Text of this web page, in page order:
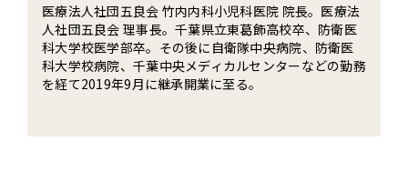
医療法人社団五良会 竹内内科小児科医院 院長。医療法
人社団五良会 理事長。千葉県立東葛飾高校卒、防衛医
科大学校医学部卒。その後に自衛隊中央病院、防衛医
科大学校病院、千葉中央メディカルセンターなどの勤務
を経て2019年9月に継承開業に至る。